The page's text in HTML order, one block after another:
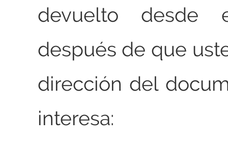
devuelto desde
después de que
dirección del
interesa: